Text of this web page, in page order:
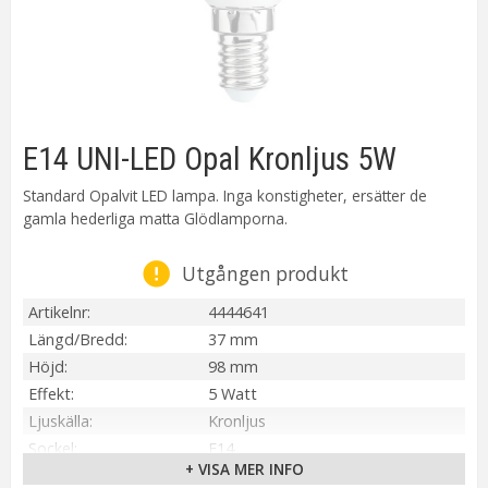
E14 UNI-LED Opal Kronljus 5W
Standard Opalvit LED lampa. Inga konstigheter, ersätter de
gamla hederliga matta Glödlamporna.
Utgången produkt
Artikelnr
4444641
Längd/Bredd
37 mm
Höjd
98 mm
Effekt
5 Watt
Ljuskälla
Kronljus
Sockel
E14
Kallvit 4000K
+ VISA MER INFO